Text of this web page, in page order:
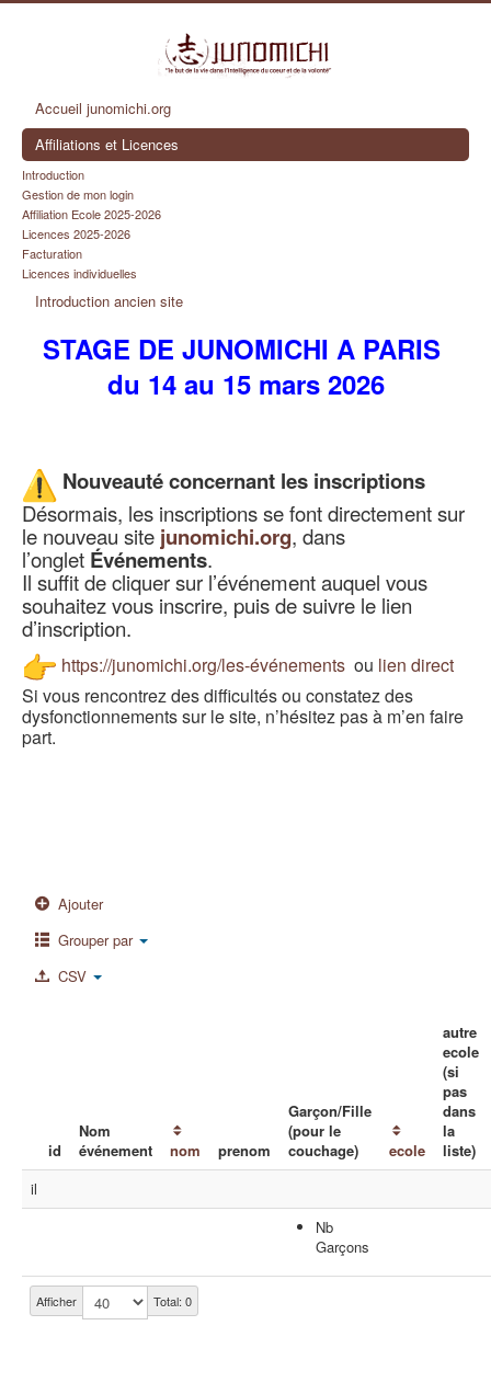
Accueil junomichi.org
Affiliations et Licences
Introduction
Gestion de mon login
Affiliation Ecole 2025-2026
Licences 2025-2026
Facturation
Licences individuelles
Introduction ancien site
STAGE DE JUNOMICHI A PARIS
du 14 au 15 mars 2026
Nouveauté concernant les inscriptions
Désormais, les inscriptions se font directement sur
le nouveau site junomichi.org, dans
l’onglet Événements.
Il suffit de cliquer sur l’événement auquel vous
souhaitez vous inscrire, puis de suivre le lien
d’inscription.
https://junomichi.org/les-événements ou lien direct
Si vous rencontrez des difficultés ou constatez des
dysfonctionnements sur le site, n’hésitez pas à m’en faire
part.
Ajouter
Grouper par
CSV
id
Nom
événement
nom prenom
Garçon/Fille
(pour le
couchage)
ecole
autre
ecole
(si
pas
dans
la
liste)
Afficher Total: 0
il
Nb
Garçons